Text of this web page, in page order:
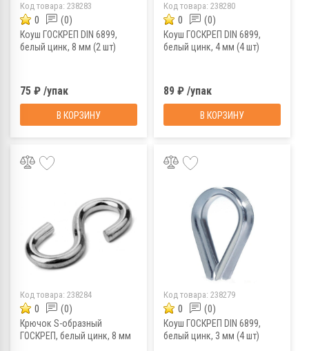
Код товара: 238283
0 (0)
Коуш ГОСКРЕП DIN 6899,
белый цинк, 8 мм (2 шт)
75 ₽ /упак
В КОРЗИНУ
Код товара: 238280
0 (0)
Коуш ГОСКРЕП DIN 6899,
белый цинк, 4 мм (4 шт)
89 ₽ /упак
В КОРЗИНУ
Код товара: 238284
0 (0)
Крючок S-образный
ГОСКРЕП, белый цинк, 8 мм
Код товара: 238279
0 (0)
Коуш ГОСКРЕП DIN 6899,
белый цинк, 3 мм (4 шт)